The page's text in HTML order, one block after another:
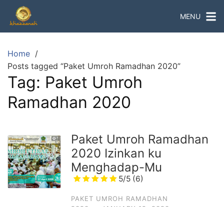
content
MENU
Home
Posts tagged “Paket Umroh Ramadhan 2020”
Tag: Paket Umroh
Ramadhan 2020
Paket Umroh Ramadhan
2020 Izinkan ku
Menghadap-Mu
5/5 (6)
PAKET UMROH RAMADHAN